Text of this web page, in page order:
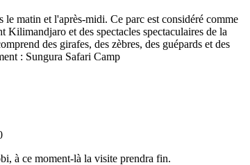
matin et l'après-midi. Ce parc est considéré comme
et des spectacles spectaculaires de la
des girafes, des zèbres, des guépards et des
: Sungura Safari Camp
à ce moment-là la visite prendra fin.